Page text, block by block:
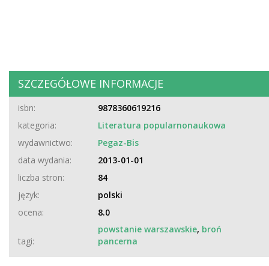
SZCZEGÓŁOWE INFORMACJE
isbn:
9878360619216
kategoria:
Literatura popularnonaukowa
wydawnictwo:
Pegaz-Bis
data wydania:
2013-01-01
liczba stron:
84
język:
polski
ocena:
8.0
tagi:
powstanie warszawskie, broń
pancerna